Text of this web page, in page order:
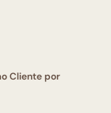
Cliente por